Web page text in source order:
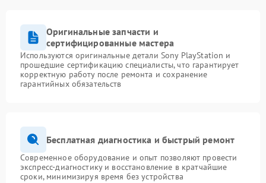
Оригинальные запчасти и
сертифицированные мастера
Используются оригинальные детали Sony PlayStation и
прошедшие сертификацию специалисты, что гарантирует
корректную работу после ремонта и сохранение
гарантийных обязательств
Бесплатная диагностика и быстрый ремонт
Современное оборудование и опыт позволяют провести
экспресс-диагностику и восстановление в кратчайшие
сроки, минимизируя время без устройства